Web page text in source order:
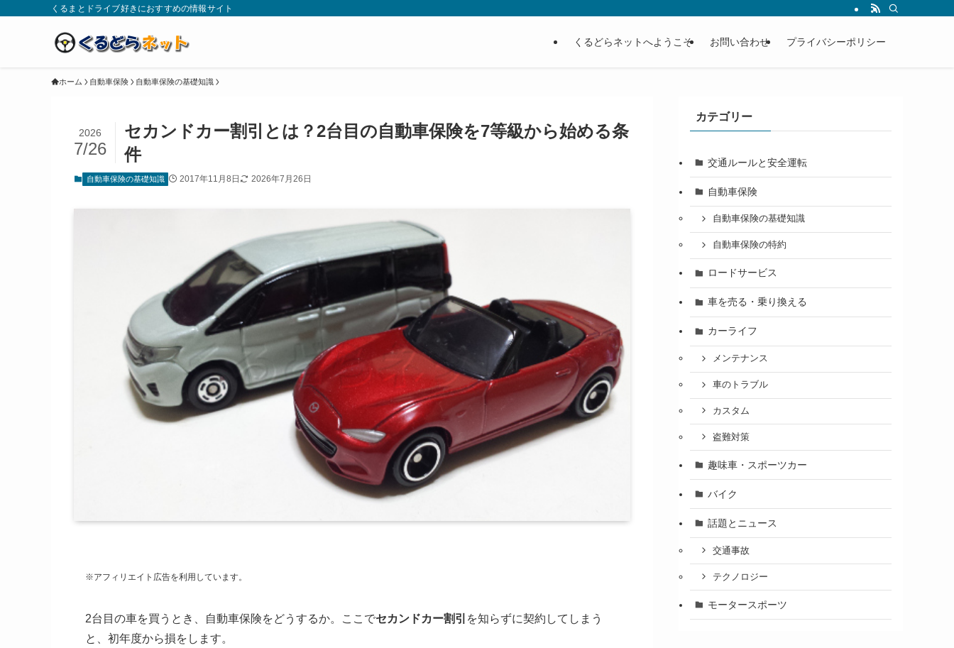
くるまとドライブ好きにおすすめの情報サイト
くるどらネットへようこそ お問い合わせ プライバシーポリシー
ホーム 自動車保険 自動車保険の基礎知識
セカンドカー割引とは？2台目の自動車保険を7等級から始める条
件
2026
7/26
自動車保険の基礎知識 2017年11月8日 2026年7月26日
※アフィリエイト広告を利用しています。
2台目の車を買うとき、自動車保険をどうするか。ここでセカンドカー割引 を知らずに契約してしまう
と、初年度から損をします。
カテゴリー
交通ルールと安全運転
自動車保険
自動車保険の基礎知識
自動車保険の特約
ロードサービス
車を売る・乗り換える
カーライフ
メンテナンス
車のトラブル
カスタム
盗難対策
趣味車・スポーツカー
バイク
話題とニュース
交通事故
テクノロジー
モータースポーツ